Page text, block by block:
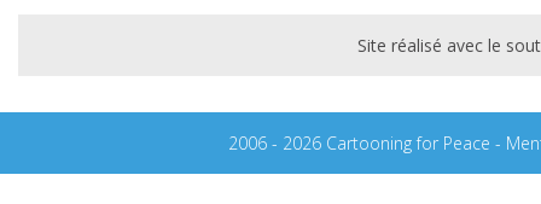
Site réalisé avec le
2006 - 2026 Cartooning for Peace -